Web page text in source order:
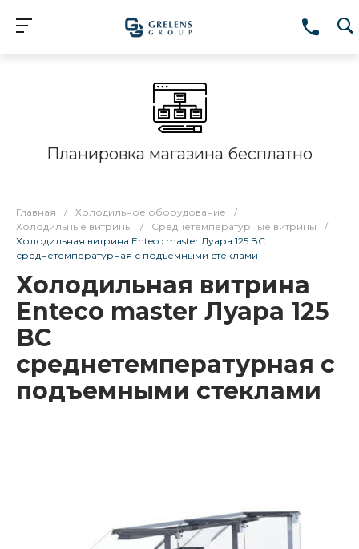
Планировка магазина бесплатно
Главная / Холодильное оборудование
/
Холодильные витрины
/ Среднетемпературные витрины
/
Холодильная витрина Enteco master Луара 125 ВС
среднетемпературная с подъемными стеклами
Холодильная витрина
Enteco master Луара 125
ВС
среднетемпературная с
подъемными стеклами